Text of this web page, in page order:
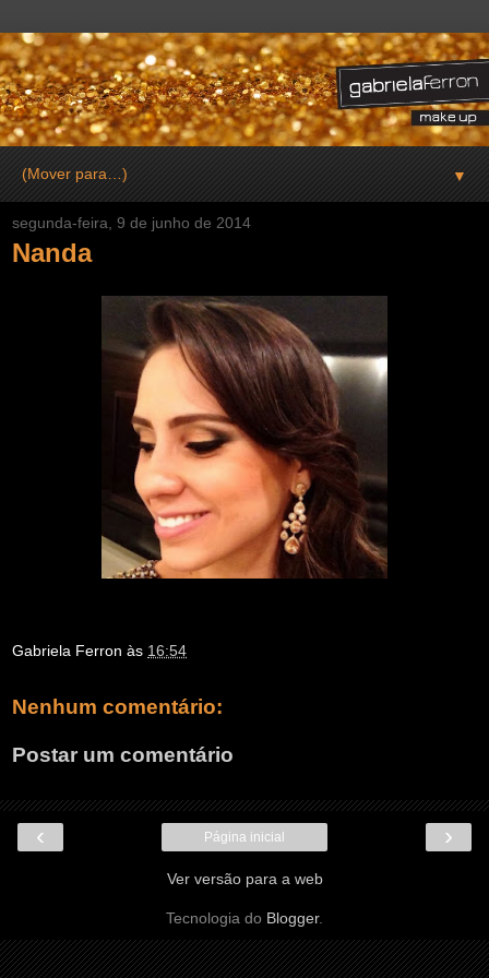
▼
segunda-feira, 9 de junho de 2014
Nanda
Gabriela Ferron às 16:54
Nenhum comentário:
Postar um comentário
‹ ›
Página inicial
Ver versão para a web
Tecnologia do Blogger.